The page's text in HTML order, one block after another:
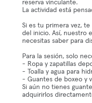
reserva vinculante.
La actividad está
Si es tu primera vez,
del inicio. Así, nuestro
necesitas saber para
Para la sesión, solo
- Ropa y zapatillas
- Toalla y agua para
- Guantes de boxeo y
Si aún no tienes
adquirirlos